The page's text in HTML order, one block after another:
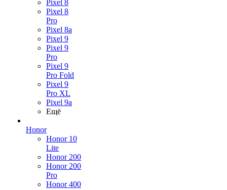
Pixel 8
Pixel 8
Pro
Pixel 8a
Pixel 9
Pixel 9
Pro
Pixel 9
Pro Fold
Pixel 9
Pro XL
Pixel 9a
Ещё
Honor
Honor 10
Lite
Honor 200
Honor 200
Pro
Honor 400